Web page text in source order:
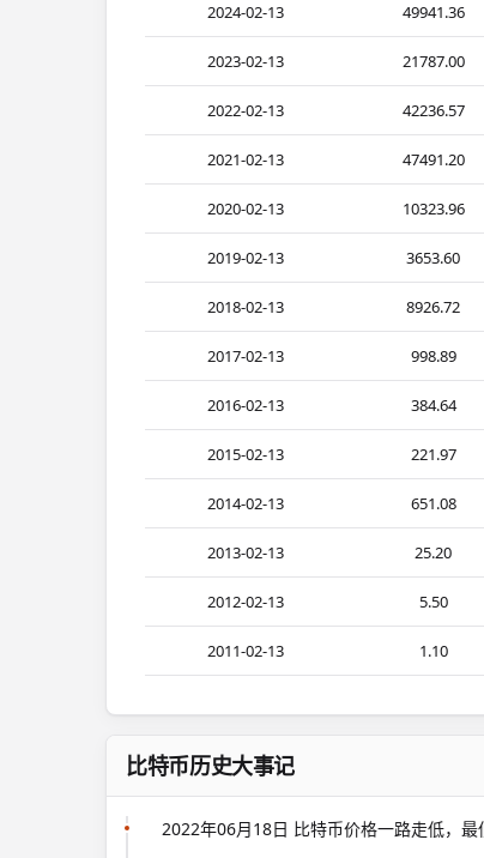
2024-02-13 49941.36
2023-02-13 21787.00
2022-02-13 42236.57
2021-02-13 47491.20
2020-02-13 10323.96
2019-02-13 3653.60
2018-02-13 8926.72
2017-02-13 998.89
2016-02-13 384.64
2015-02-13 221.97
2014-02-13 651.08
2013-02-13 25.20
2012-02-13 5.50
2011-02-13 1.10
比特币历史大事记
2022年06月18日 比特币价格一路走低，最